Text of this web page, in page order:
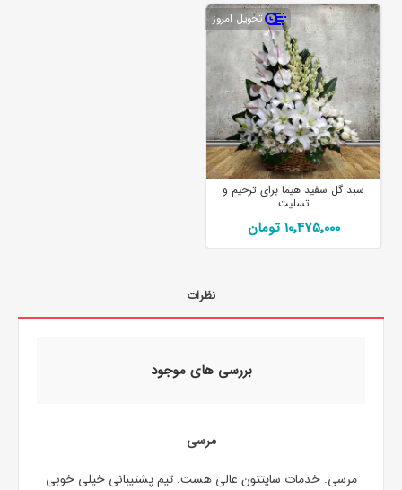
تحویل امروز
سبد گل سفید هیما برای ترحیم و
تسلیت
10٬475٬000 تومان
نظرات
بررسی های موجود
مرسی
مرسی. خدمات سایتتون عالی هست. تیم پشتیبانی خیلی خوبی